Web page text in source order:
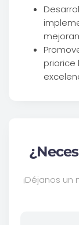
priorice
¡Déjanos